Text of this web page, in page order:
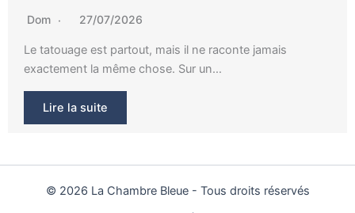
Dom 27/07/2026
Le tatouage est partout, mais il ne raconte jamais
exactement la même chose. Sur un…
Lire la suite
© 2026 La Chambre Bleue - Tous droits réservés